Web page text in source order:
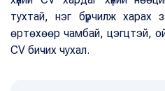
тухтай, нэг бүрчилж харах
өртөхөөр чамбай, цэгцтэй,
СV бичих чухал.